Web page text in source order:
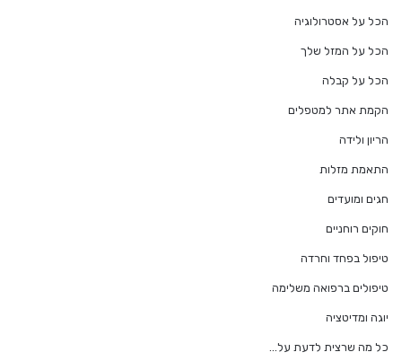
הכל על אסטרולוגיה
הכל על המזל שלך
הכל על קבלה
הקמת אתר למטפלים
הריון ולידה
התאמת מזלות
חגים ומועדים
חוקים רוחניים
טיפול בפחד וחרדה
טיפולים ברפואה משלימה
יוגה ומדיטציה
כל מה שרצית לדעת על…